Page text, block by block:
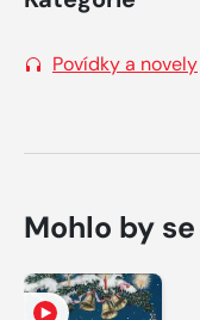
Povídky a novely
Mohlo by